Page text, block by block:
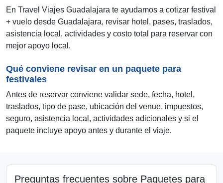
En Travel Viajes Guadalajara te ayudamos a cotizar festival
+ vuelo desde Guadalajara, revisar hotel, pases, traslados,
asistencia local, actividades y costo total para reservar con
mejor apoyo local.
Qué conviene revisar en un paquete para
festivales
Antes de reservar conviene validar sede, fecha, hotel,
traslados, tipo de pase, ubicación del venue, impuestos,
seguro, asistencia local, actividades adicionales y si el
paquete incluye apoyo antes y durante el viaje.
Preguntas frecuentes sobre Paquetes para